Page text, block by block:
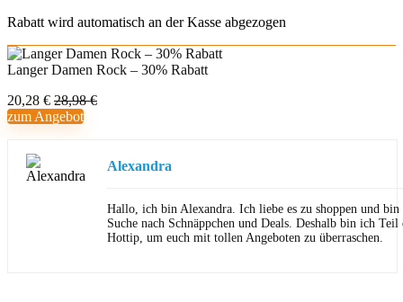
Rabatt wird automatisch an der Kasse abgezogen
Langer Damen Rock – 30% Rabatt
20,28 € 28,98 €
zum Angebot
Alexandra
Hallo, ich bin Alexandra. Ich liebe es zu shoppen und
Suche nach Schnäppchen und Deals. Deshalb bin ich Teil
Hottip, um euch mit tollen Angeboten zu überraschen.